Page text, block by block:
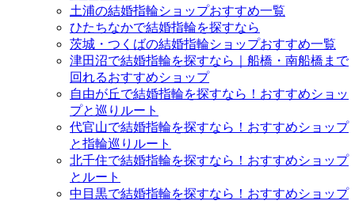
土浦の結婚指輪ショップおすすめ一覧
ひたちなかで結婚指輪を探すなら
茨城・つくばの結婚指輪ショップおすすめ一覧
津田沼で結婚指輪を探すなら｜船橋・南船橋まで
回れるおすすめショップ
自由が丘で結婚指輪を探すなら！おすすめショッ
プと巡りルート
代官山で結婚指輪を探すなら！おすすめショップ
と指輪巡りルート
北千住で結婚指輪を探すなら！おすすめショップ
とルート
中目黒で結婚指輪を探すなら！おすすめショップ